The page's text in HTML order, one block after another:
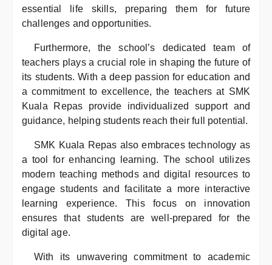
essential life skills, preparing them for future
challenges and opportunities.
Furthermore, the school’s dedicated team of
teachers plays a crucial role in shaping the future of
its students. With a deep passion for education and
a commitment to excellence, the teachers at SMK
Kuala Repas provide individualized support and
guidance, helping students reach their full potential.
SMK Kuala Repas also embraces technology as
a tool for enhancing learning. The school utilizes
modern teaching methods and digital resources to
engage students and facilitate a more interactive
learning experience. This focus on innovation
ensures that students are well-prepared for the
digital age.
With its unwavering commitment to academic